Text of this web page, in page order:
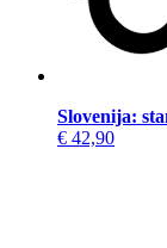
Slovenija:
€ 42,90